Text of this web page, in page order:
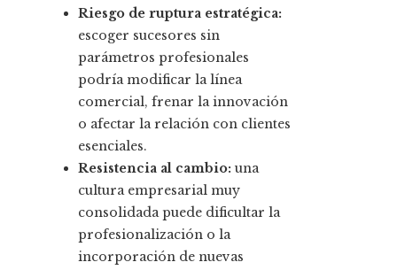
Riesgo de ruptura estratégica:
escoger sucesores sin
parámetros profesionales
podría modificar la línea
comercial, frenar la innovación
o afectar la relación con clientes
esenciales.
Resistencia al cambio: una
cultura empresarial muy
consolidada puede dificultar la
profesionalización o la
incorporación de nuevas